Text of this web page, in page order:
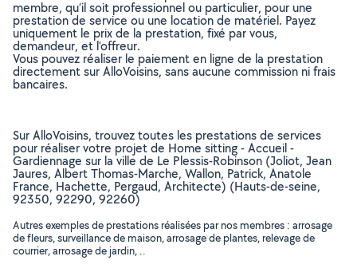
membre, qu’il soit professionnel ou particulier, pour une
prestation de service ou une location de matériel. Payez
uniquement le prix de la prestation, fixé par vous,
demandeur, et l’offreur.
Vous pouvez réaliser le paiement en ligne de la prestation
directement sur AlloVoisins, sans aucune commission ni frais
bancaires.
Sur AlloVoisins, trouvez toutes les prestations de services
pour réaliser votre projet de Home sitting - Accueil -
Gardiennage sur la ville de Le Plessis-Robinson (Joliot, Jean
Jaures, Albert Thomas-Marche, Wallon, Patrick, Anatole
France, Hachette, Pergaud, Architecte) (Hauts-de-seine,
92350, 92290, 92260)
Autres exemples de prestations réalisées par nos membres : arrosage
de fleurs, surveillance de maison, arrosage de plantes, relevage de
courrier, arrosage de jardin, ..